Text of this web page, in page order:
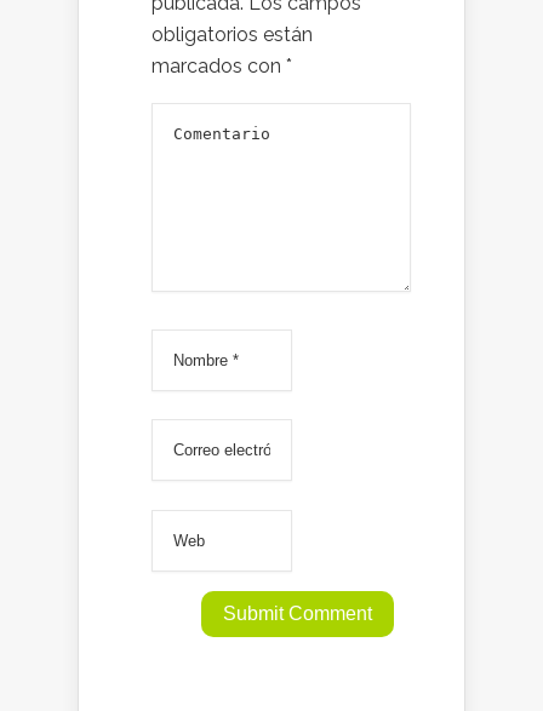
obligatorios están
marcados con *